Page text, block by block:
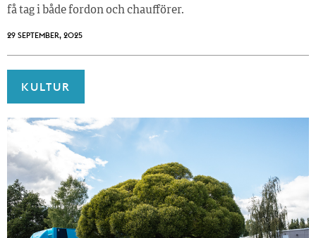
få tag i både fordon och chaufförer.
29 SEPTEMBER, 2025
KULTUR